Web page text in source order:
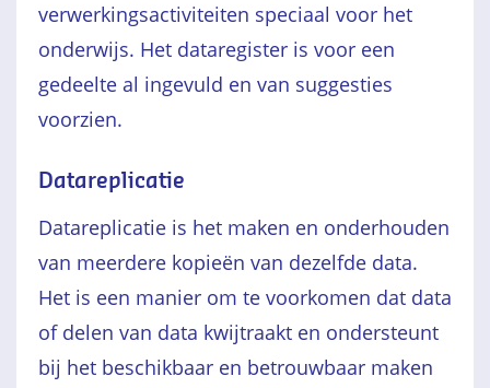
verwerkingsactiviteiten speciaal voor het
onderwijs. Het dataregister is voor een
gedeelte al ingevuld en van suggesties
voorzien.
Datareplicatie
Datareplicatie is het maken en onderhouden
van meerdere kopieën van dezelfde data.
Het is een manier om te voorkomen dat data
of delen van data kwijtraakt en ondersteunt
bij het beschikbaar en betrouwbaar maken